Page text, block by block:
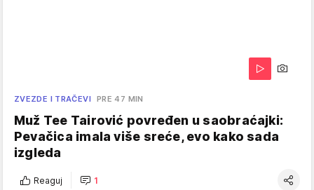
ZVEZDE I TRAČEVI PRE 47 MIN
Muž Tee Tairović povređen u saobraćajki:
Pevačica imala više sreće, evo kako sada
izgleda
Reaguj 1